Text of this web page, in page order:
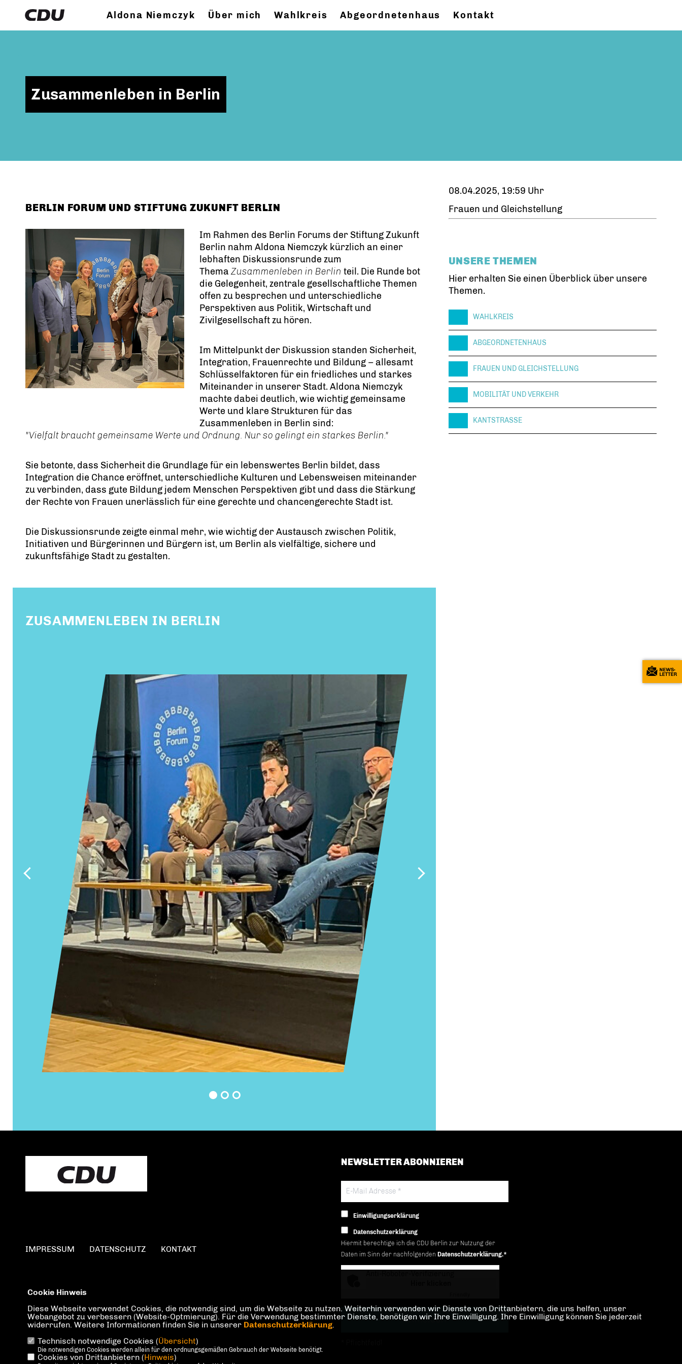
Aldona Niemczyk Über mich Wahlkreis Abgeordnetenhaus Kontakt
Zusammenleben in Berlin
BERLIN FORUM UND STIFTUNG ZUKUNFT BERLIN
Im Rahmen des Berlin Forums der Stiftung Zukunft
Berlin nahm Aldona Niemczyk kürzlich an einer
lebhaften Diskussionsrunde zum
ThemaZusammenleben in Berlin teil. Die Runde bot
die Gelegenheit, zentrale gesellschaftliche Themen
offen zu besprechen und unterschiedliche
Perspektiven aus Politik, Wirtschaft und
Zivilgesellschaft zu hören.
Im Mittelpunkt der Diskussion standen Sicherheit,
Integration, Frauenrechte und Bildung – allesamt
Schlüsselfaktoren für ein friedliches und starkes
Miteinander in unserer Stadt. Aldona Niemczyk
machte dabei deutlich, wie wichtig gemeinsame
Werte und klare Strukturen für das
Zusammenleben in Berlin sind:
"Vielfalt braucht gemeinsame Werte und Ordnung. Nur so gelingt ein starkes Berlin."
Sie betonte, dass Sicherheit die Grundlage für ein lebenswertes Berlin bildet, dass
Integration die Chance eröffnet, unterschiedliche Kulturen und Lebensweisen miteinander
zu verbinden, dass gute Bildung jedem Menschen Perspektiven gibt und dass die Stärkung
der Rechte von Frauen unerlässlich für eine gerechte und chancengerechte Stadt ist.
Die Diskussionsrunde zeigte einmal mehr, wie wichtig der Austausch zwischen Politik,
Initiativen und Bürgerinnen und Bürgern ist, um Berlin als vielfältige, sichere und
zukunftsfähige Stadt zu gestalten.
ZUSAMMENLEBEN IN BERLIN
08.04.2025, 19:59 Uhr
Frauen und Gleichstellung
UNSERE THEMEN
Hier erhalten Sie einen Überblick über unsere
Themen.
WAHLKREIS
ABGEORDNETENHAUS
FRAUEN UND GLEICHSTELLUNG
MOBILITÄT UND VERKEHR
KANTSTRASSE
IMPRESSUM DATENSCHUTZ KONTAKT
NEWSLETTER ABONNIEREN
Einwilligungserklärung
Datenschutzerklärung
Hiermit berechtige ich die CDU Berlin zur Nutzung der
Daten im Sinn der nachfolgenden Datenschutzerklärung.*
Cookie Hinweis
Diese Webseite verwendet Cookies, die notwendig sind, um die Webseite zu nutzen. Weiterhin verwenden wir Dienste von Drittanbietern, die uns helfen, unser
Webangebot zu verbessern (Website-Optmierung). Für die Verwendung bestimmter Dienste, benötigen wir Ihre Einwilligung. Ihre Einwilligung können Sie jederzeit
widerrufen. Weitere Informationen finden Sie in unserer Datenschutzerklärung.
Technisch notwendige Cookies (Übersicht)
Die notwendigen Cookies werden allein für den ordnungsgemäßen Gebrauch der Webseite benötigt.
Cookies von Drittanbietern (Hinweis)